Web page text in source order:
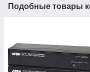
Подобные товары